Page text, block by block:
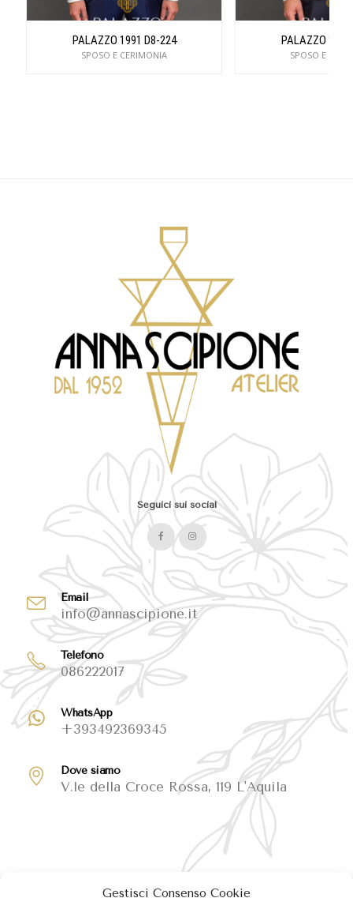
Gestisci Consenso Cookie
PALAZZO 1991 D8-224
SPOSO E CERIMONIA
PALAZZO
SPOSO E
Seguici sui social
Email
info@annascipione.it
Telefono
086222017
WhatsApp
+393492369345
Dove siamo
V.le della Croce Rossa, 119 L'Aquila